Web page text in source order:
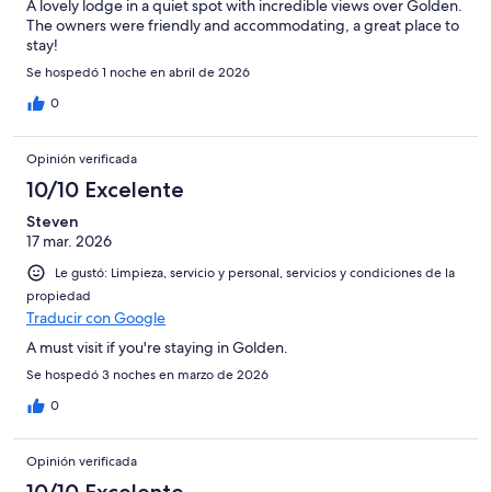
A lovely lodge in a quiet spot with incredible views over Golden.
The owners were friendly and accommodating, a great place to
stay!
Se hospedó 1 noche en abril de 2026
0
Opinión verificada
10/10 Excelente
Steven
17 mar. 2026
Le gustó: Limpieza, servicio y personal, servicios y condiciones de la
propiedad
Traducir con Google
A must visit if you're staying in Golden.
Se hospedó 3 noches en marzo de 2026
0
Opinión verificada